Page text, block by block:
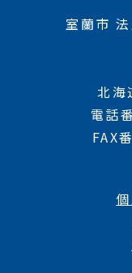
室蘭市
北海
電話
FAX